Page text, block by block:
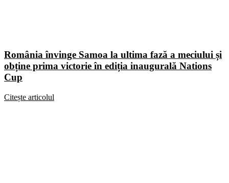
România învinge Samoa la ultima fază a meciului și
obține prima victorie în ediția inaugurală Nations
Cup
Citește articolul